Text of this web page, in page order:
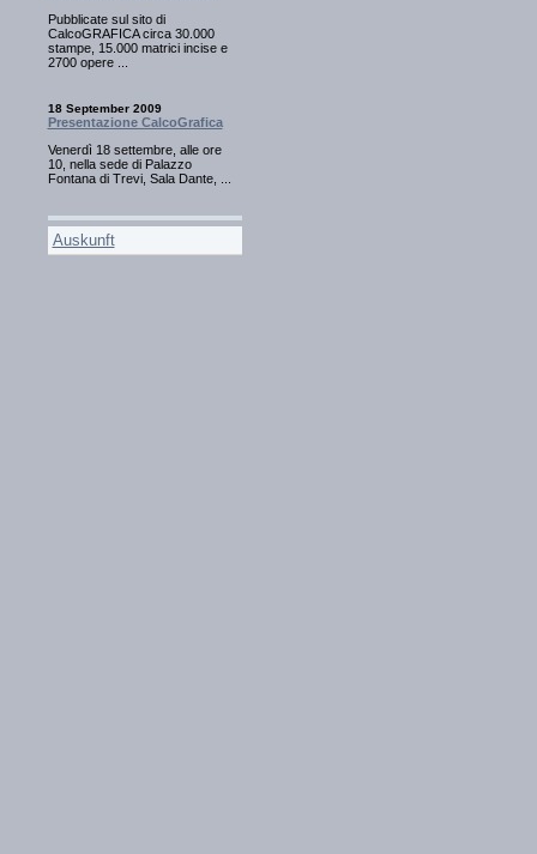
Pubblicate sul sito di
CalcoGRAFICA circa 30.000
stampe, 15.000 matrici incise e
2700 opere ...
18 September 2009
Presentazione CalcoGrafica
Venerdì 18 settembre, alle ore
10, nella sede di Palazzo
Fontana di Trevi, Sala Dante, ...
Auskunft